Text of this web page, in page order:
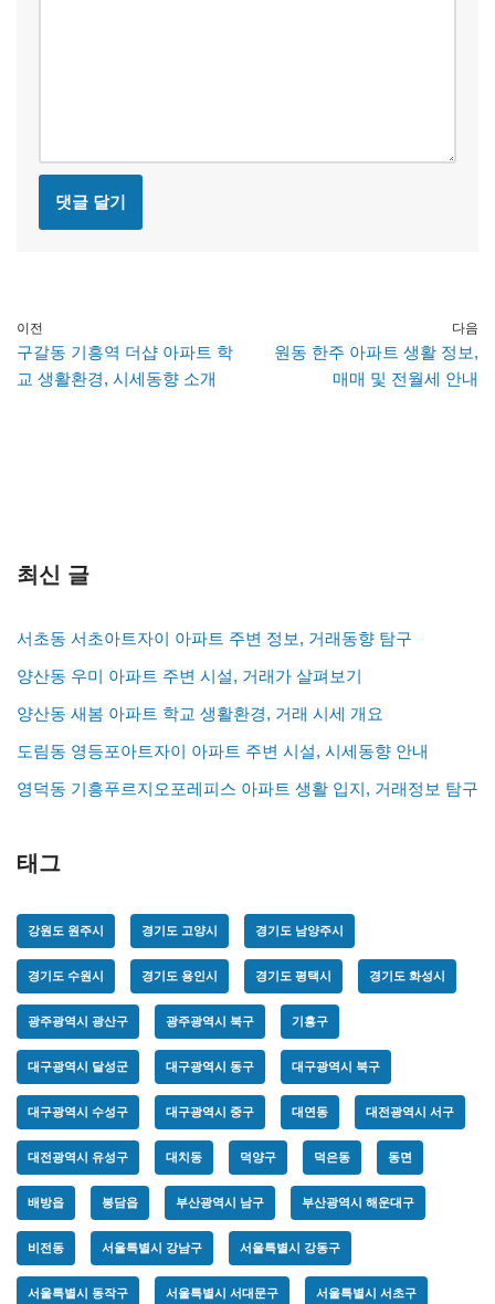
이전
구갈동 기흥역 더샵 아파트 학
교 생활환경, 시세동향 소개
다음
원동 한주 아파트 생활 정보,
매매 및 전월세 안내
최신 글
서초동 서초아트자이 아파트 주변 정보, 거래동향 탐구
양산동 우미 아파트 주변 시설, 거래가 살펴보기
양산동 새봄 아파트 학교 생활환경, 거래 시세 개요
도림동 영등포아트자이 아파트 주변 시설, 시세동향 안내
영덕동 기흥푸르지오포레피스 아파트 생활 입지, 거래정보 탐구
태그
강원도 원주시 경기도 고양시 경기도 남양주시
경기도 수원시 경기도 용인시 경기도 평택시 경기도 화성시
광주광역시 광산구 광주광역시 북구 기흥구
대구광역시 달성군 대구광역시 동구 대구광역시 북구
대구광역시 수성구 대구광역시 중구 대연동 대전광역시 서구
대전광역시 유성구 대치동 덕양구 덕은동 동면
배방읍 봉담읍 부산광역시 남구 부산광역시 해운대구
비전동 서울특별시 강남구 서울특별시 강동구
서울특별시 동작구 서울특별시 서대문구 서울특별시 서초구